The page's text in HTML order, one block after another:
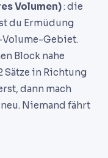
Volumen): die
du Ermüdung
Gebiet.
Block nahe
Sätze in Richtung
dann mach
Niemand fährt